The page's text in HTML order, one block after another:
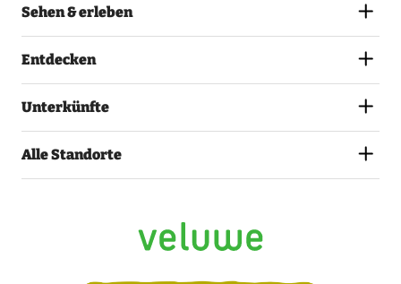
Sehen & erleben
Entdecken
Unterkünfte
Alle Standorte